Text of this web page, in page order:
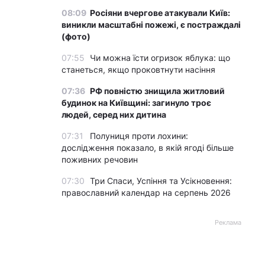
08:09 Росіяни вчергове атакували Київ:
виникли масштабні пожежі, є постраждалі
(фото)
07:55
Чи можна їсти огризок яблука: що
станеться, якщо проковтнути насіння
07:36 РФ повністю знищила житловий
будинок на Київщині: загинуло троє
людей, серед них дитина
07:31
Полуниця проти лохини:
дослідження показало, в якій ягоді більше
поживних речовин
07:30 Три Спаси, Успіння та Усікновення:
православний календар на серпень 2026
Реклама